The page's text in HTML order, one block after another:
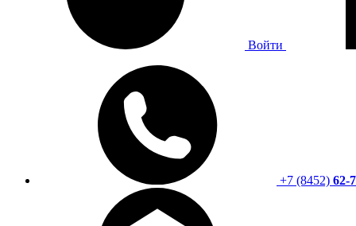
Войти
+7 (8452) 62-